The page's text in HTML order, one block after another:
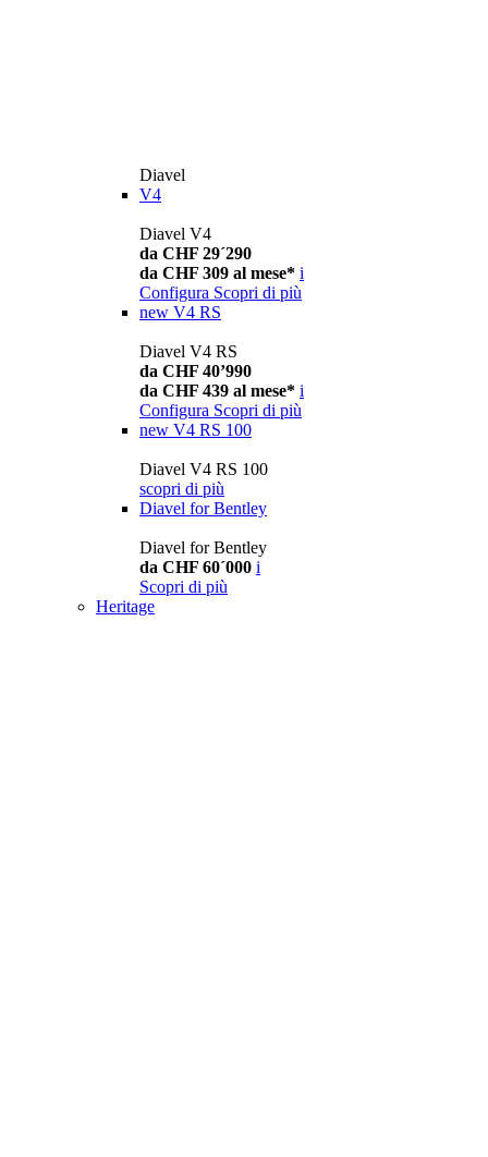
Diavel
V4
Diavel V4
da CHF 29´290
da CHF 309 al mese* i
Configura Scopri di più
new V4 RS
Diavel V4 RS
da CHF 40’990
da CHF 439 al mese* i
Configura Scopri di più
new V4 RS 100
Diavel V4 RS 100
scopri di più
Diavel for Bentley
Diavel for Bentley
da CHF 60´000 i
Scopri di più
Heritage